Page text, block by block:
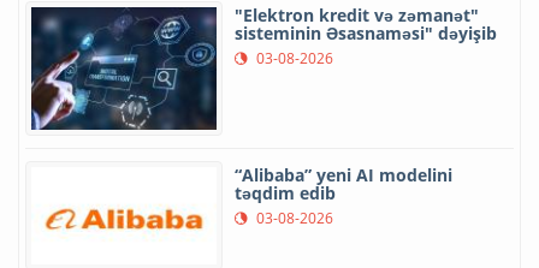
"Elektron kredit və zəmanət"
sisteminin Əsasnaməsi" dəyişib
03-08-2026
“Alibaba” yeni AI modelini
təqdim edib
03-08-2026